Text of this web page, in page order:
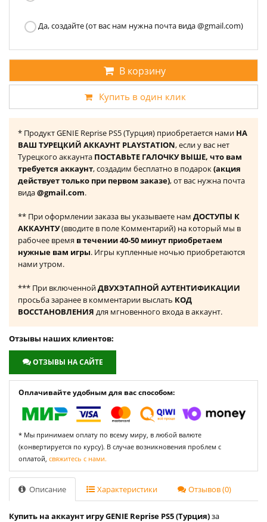
Да, создайте (от вас нам нужна почта вида @gmail.com)
В корзину
Купить в один клик
* Продукт GENIE Reprise PS5 (Турция) приобретается нами НА
ВАШ ТУРЕЦКИЙ АККАУНТ PLAYSTATION, если у вас нет
Турецкого аккаунта ПОСТАВЬТЕ ГАЛОЧКУ ВЫШЕ, что вам
требуется аккаунт, создадим бесплатно в подарок(акция
действует только при первом заказе), от вас нужна почта
вида@gmail.com.
** При оформлении заказа вы указываете нам ДОСТУПЫ К
АККАУНТУ(вводите в поле Комментарий) на который мы в
рабочее время в течении 40-50 минут приобретаем
нужные вам игры. Игры купленные ночью приобретаются
нами утром.
*** При включеннойДВУХЭТАПНОЙ АУТЕНТИФИКАЦИИ
просьба заранее в комментарии выслать КОД
ВОССТАНОВЛЕНИЯ для мгновенного входа в аккаунт.
Отзывы наших клиентов:
ОТЗЫВЫ НА САЙТЕ
Оплачивайте удобным для вас способом:
* Мы принимаем оплату по всему миру, в любой валюте
(конвертируется по курсу). В случае возникновения проблем с
оплатой, свяжитесь с нами.
Описание Характеристики Отзывов (0)
Купить на аккаунт игру GENIE Reprise PS5 (Турция)за